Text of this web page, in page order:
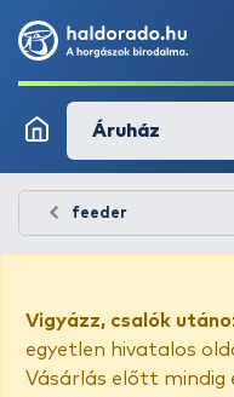
Áruház
feeder
Vigyázz, csalók
egyetlen hivatalos
Vásárlás előtt mindig